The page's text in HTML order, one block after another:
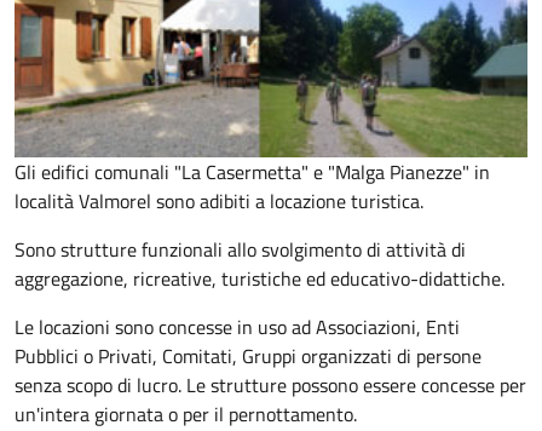
Gli edifici comunali "La Casermetta" e "Malga Pianezze" in
località Valmorel sono adibiti a locazione turistica.
Sono strutture funzionali allo svolgimento di attività di
aggregazione, ricreative, turistiche ed educativo-didattiche.
Le locazioni sono concesse in uso ad Associazioni, Enti
Pubblici o Privati, Comitati, Gruppi organizzati di persone
senza scopo di lucro. Le strutture possono essere concesse per
un'intera giornata o per il pernottamento.